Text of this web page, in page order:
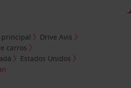
principal
Drive Avis
carros
Estados Unidos